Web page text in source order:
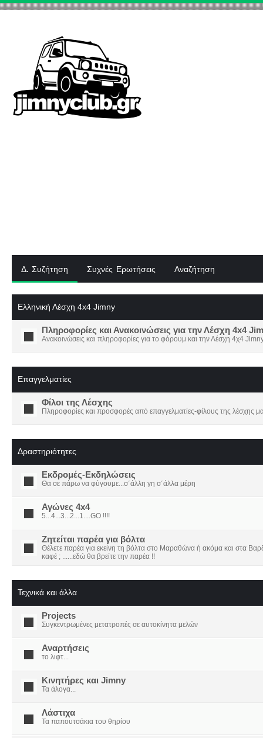
Δ. Συζήτηση Συχνές Ερωτήσεις Αναζήτηση
Ελληνική Λέσχη 4x4 Jimny
Πληροφορίες και Ανακοινώσεις για την Λέσχη 4x4
Ανακοινώσεις και πληροφορίες για το φόρουμ και την Λέσχη 4χ4
Επαγγελματίες
Φίλοι της Λέσχης
Πληροφορίες και προσφορές από επαγγελματίες-φίλους της λέσχης
Δραστηριότητες
Εκδρομές-Εκδηλώσεις
Θα σε πάρω να φύγουμε...σ΄άλλη γη σ΄άλλα μέρη
Αγώνες 4x4
5...4...3...2...1....GO !!!!
Ζητείται παρέα για βόλτα
Θέλετε παρέα για εκείνη τη βόλτα στο Μαραθώνα ή ακόμα και στα
καφέ ; ......εδώ θα βρείτε την παρέα !!
Τεχνικά και άλλα
Projects
Συγκεντρωμένες μετατροπές σε αυτοκίνητα μελών
Αναρτήσεις
το λιφτ...
Κινητήρες και Jimny
Τα άλογα...
Λάστιχα
Τα παπουτσάκια του θηρίου